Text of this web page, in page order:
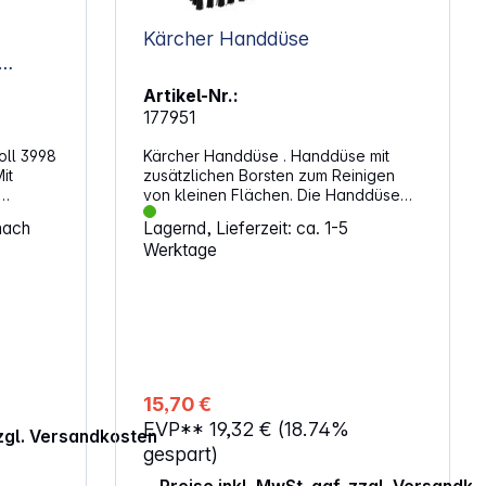
Full
3998
auf,
Versandkosten
Kärcher Handdüse
Artikel-Nr.:
177951
Kärcher Handdüse . Handdüse mit
zusätzlichen Borsten zum Reinigen
von kleinen Flächen. Die Handdüse
kann mit oder ohne
Reinigungsüberzug verwendet
werden. Mit den robusten Borsten
Dunstabszugshauben, Kochfelder und
vieles mehr. Eigenschaften:
Reinigungsborsten: Zum Ablösen
hartnäckiger Verschmutzungen
Lagernd, Lieferzeit: ca. 1-5
Werktage
15,70 €
EVP**19,32 € (18.74%
gespart)